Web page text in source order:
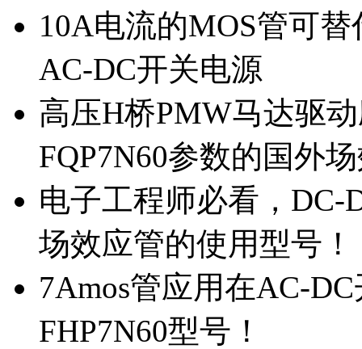
10A电流的MOS管可
AC-DC开关电源
高压H桥PMW马达驱
FQP7N60参数的国外
电子工程师必看，DC-
场效应管的使用型号！
7Amos管应用在AC-
FHP7N60型号！